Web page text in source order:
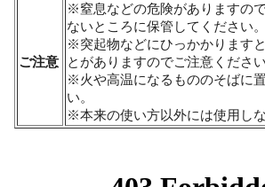
ご注意
※窒息などの危険がありますの
ないところに保管してください。
※突起物などにひっかかります
とがありますのでご注意ください
※火や高温になるもののそばに
い。
※本来の使い方以外には使用しな